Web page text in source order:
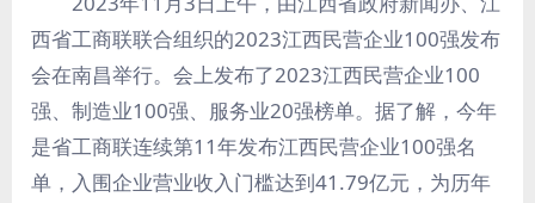
西省工商联联合组织的2023江西民营企业100强发布
会在南昌举行。会上发布了2023江西民营企业100
强、制造业100强、服务业20强榜单。据了解，今年
是省工商联连续第11年发布江西民营企业100强名
单，入围企业营业收入门槛达到41.79亿元，为历年